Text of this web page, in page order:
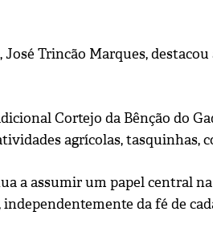
Trincão Marques,
Cortejo da Bênção do
agrícolas, tasquinhas,
a assumir um papel central
da fé de